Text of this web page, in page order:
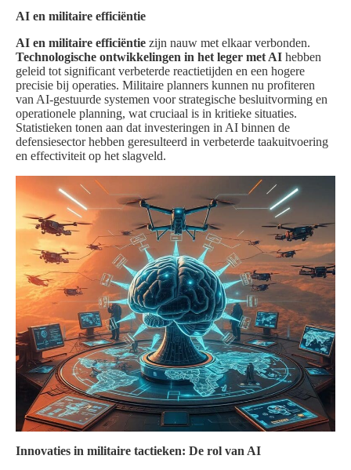
AI en militaire efficiëntie
AI en militaire efficiëntie zijn nauw met elkaar verbonden.
Technologische ontwikkelingen in het leger met AI hebben
geleid tot significant verbeterde reactietijden en een hogere
precisie bij operaties. Militaire planners kunnen nu profiteren
van AI-gestuurde systemen voor strategische besluitvorming en
operationele planning, wat cruciaal is in kritieke situaties.
Statistieken tonen aan dat investeringen in AI binnen de
defensiesector hebben geresulteerd in verbeterde taakuitvoering
en effectiviteit op het slagveld.
Innovaties in militaire tactieken: De rol van AI